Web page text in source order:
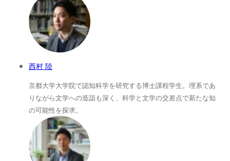
西村 陸
京都大学大学院で認知科学を研究する博士課程学生。理系であ
りながら文学への造詣も深く、科学と文学の交差点で新たな知
の可能性を探求。